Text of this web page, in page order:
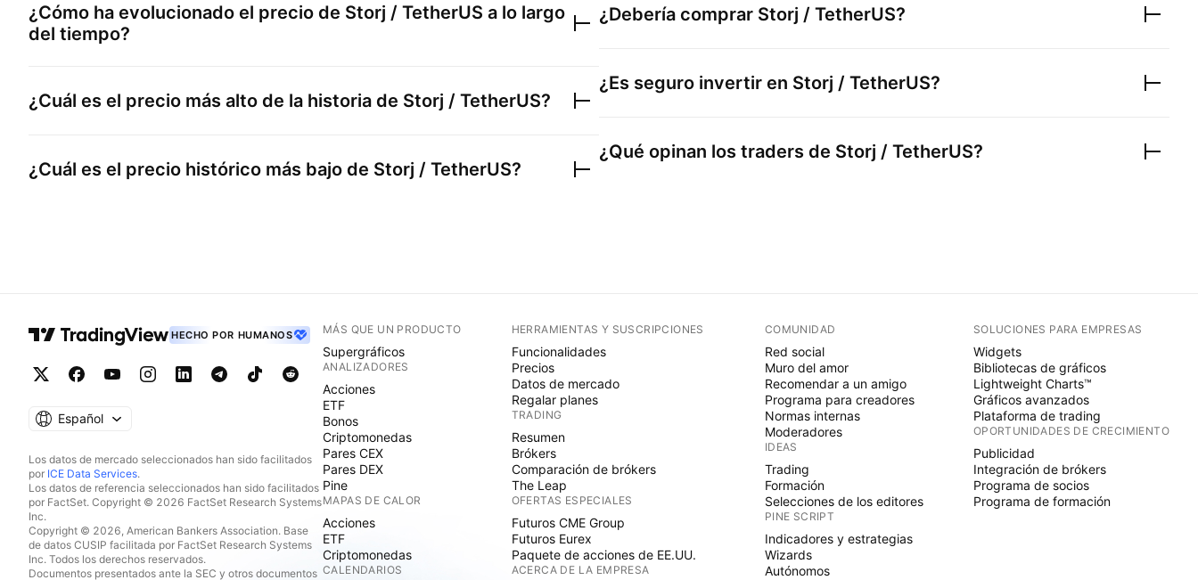
¿Cómo ha evolucionado el precio de Storj / TetherUS a lo largo
del tiempo?
¿Cuál es el precio más alto de la historia de Storj / TetherUS?
¿Cuál es el precio histórico más bajo de Storj / TetherUS?
¿Debería comprar Storj / TetherUS?
¿Es seguro invertir en Storj / TetherUS?
¿Qué opinan los traders de Storj / TetherUS?
HECHO POR HUMANOS
Español
Los datos de mercado seleccionados han sido facilitados
por ICE Data Services.
Los datos de referencia seleccionados han sido facilitados
por FactSet. Copyright © 2026 FactSet Research Systems
Inc.
Copyright © 2026, American Bankers Association. Base
de datos CUSIP facilitada por FactSet Research Systems
Inc. Todos los derechos reservados.
Documentos presentados ante la SEC y otros documentos
MÁS QUE UN PRODUCTO
Supergráficos
ANALIZADORES
Acciones
ETF
Bonos
Criptomonedas
Pares CEX
Pares DEX
Pine
MAPAS DE CALOR
Acciones
ETF
Criptomonedas
CALENDARIOS
HERRAMIENTAS Y SUSCRIPCIONES
Funcionalidades
Precios
Datos de mercado
Regalar planes
TRADING
Resumen
Brókers
Comparación de brókers
The Leap
OFERTAS ESPECIALES
Futuros CME Group
Futuros Eurex
Paquete de acciones de EE.UU.
ACERCA DE LA EMPRESA
COMUNIDAD
Red social
Muro del amor
Recomendar a un amigo
Programa para creadores
Normas internas
Moderadores
IDEAS
Trading
Formación
Selecciones de los editores
PINE SCRIPT
Indicadores y estrategias
Wizards
Autónomos
SOLUCIONES PARA EMPRESAS
Widgets
Bibliotecas de gráficos
Lightweight Charts™
Gráficos avanzados
Plataforma de trading
OPORTUNIDADES DE CRECIMIENTO
Publicidad
Integración de brókers
Programa de socios
Programa de formación